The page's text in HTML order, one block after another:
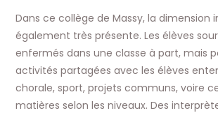
Dans ce collège de Massy, la dimension
également très présente. Les élèves
enfermés dans une classe à part, mais
activités partagées avec les élèves
chorale, sport, projets communs, voire
matières selon les niveaux. Des